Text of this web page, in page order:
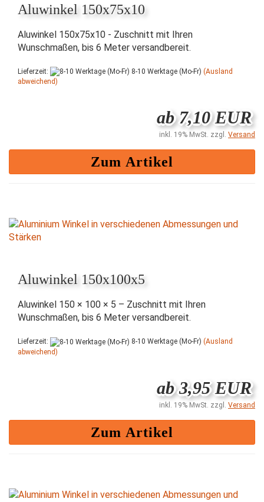
Aluwinkel 150x75x10
Aluwinkel 150x75x10 - Zuschnitt mit Ihren
Wunschmaßen, bis 6 Meter versandbereit.
Lieferzeit: 8-10 Werktage (Mo-Fr) (Ausland
abweichend)
ab 7,10 EUR
inkl. 19% MwSt. zzgl. Versand
Zum Artikel
Aluwinkel 150x100x5
Aluwinkel 150 × 100 × 5 – Zuschnitt mit Ihren
Wunschmaßen, bis 6 Meter versandbereit.
Lieferzeit: 8-10 Werktage (Mo-Fr) (Ausland
abweichend)
ab 3,95 EUR
inkl. 19% MwSt. zzgl. Versand
Zum Artikel